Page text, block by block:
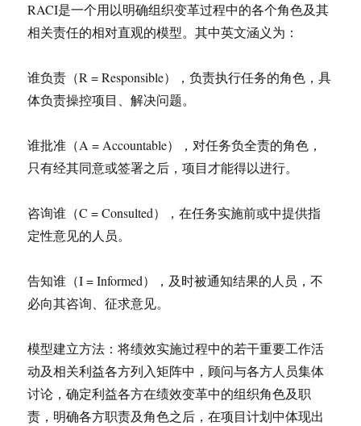
RACI是一个用以明确组织变革过程中的各个角色及其
相关责任的相对直观的模型。其中英文涵义为：
谁负责（R = Responsible），负责执行任务的角色，具
体负责操控项目、解决问题。
谁批准（A = Accountable），对任务负全责的角色，
只有经其同意或签署之后，项目才能得以进行。
咨询谁（C = Consulted），在任务实施前或中提供指
定性意见的人员。
告知谁（I = Informed），及时被通知结果的人员，不
必向其咨询、征求意见。
模型建立方法：将绩效实施过程中的若干重要工作活
动及相关利益各方列入矩阵中，顾问与各方人员集体
讨论，确定利益各方在绩效变革中的组织角色及职
责，明确各方职责及角色之后，在项目计划中体现出